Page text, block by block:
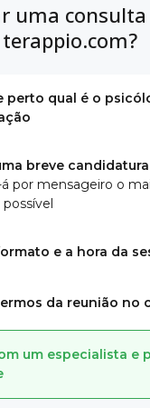
uma
perto qual é o
breve candidatura
por mensageiro o
e a hora da
da reunião no
um especialista e